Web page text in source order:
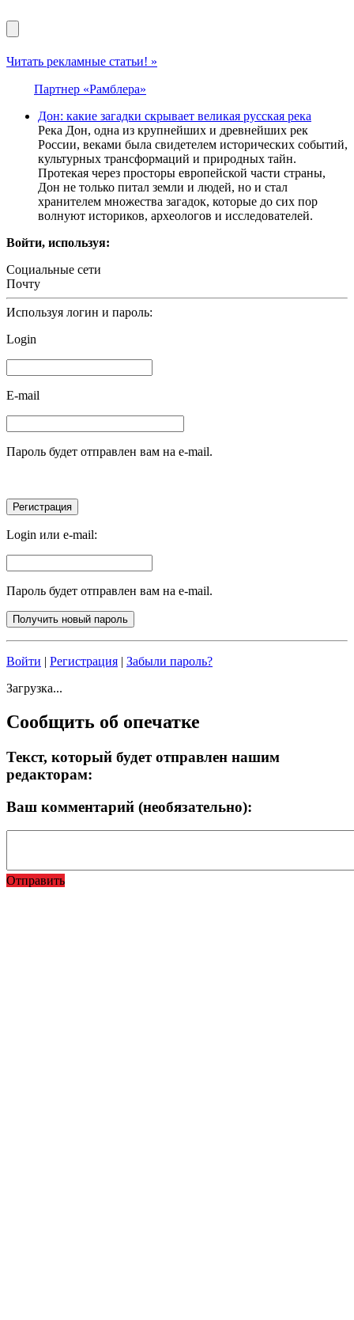
Читать рекламные статьи! »
Партнер «Рамблера»
Дон: какие загадки скрывает великая русская река
Река Дон, одна из крупнейших и древнейших рек
России, веками была свидетелем исторических событий,
культурных трансформаций и природных тайн.
Протекая через просторы европейской части страны,
Дон не только питал земли и людей, но и стал
хранителем множества загадок, которые до сих пор
волнуют историков, археологов и исследователей.
Войти, используя:
Социальные сети
Почту
Используя логин и пароль:
Login
E-mail
Пароль будет отправлен вам на e-mail.
Login или e-mail:
Пароль будет отправлен вам на e-mail.
Войти | Регистрация | Забыли пароль?
Загрузка...
Сообщить об опечатке
Текст, который будет отправлен нашим
редакторам:
Ваш комментарий (необязательно):
Отправить